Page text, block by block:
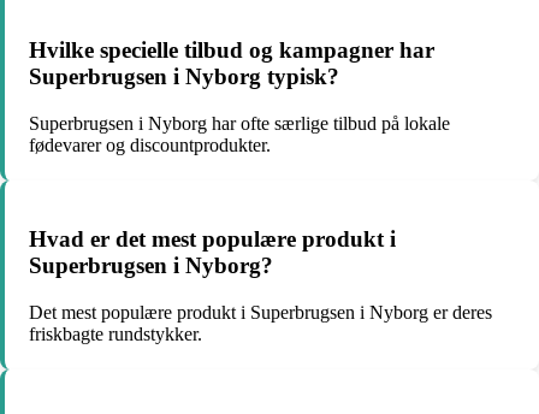
Hvilke specielle tilbud og kampagner har
Superbrugsen i Nyborg typisk?
Superbrugsen i Nyborg har ofte særlige tilbud på lokale
fødevarer og discountprodukter.
Hvad er det mest populære produkt i
Superbrugsen i Nyborg?
Det mest populære produkt i Superbrugsen i Nyborg er deres
friskbagte rundstykker.